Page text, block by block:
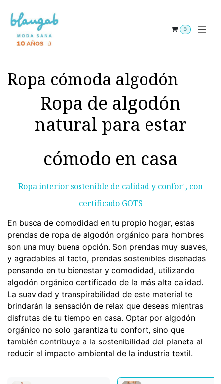
0
Ropa cómoda algodón
Ropa de algodón
natural para estar
cómodo en casa
Ropa interior sostenible de calidad y confort, con
certificado GOTS
En busca de comodidad en tu propio hogar, estas
prendas de ropa de algodón orgánico para hombres
son una muy buena opción. Son prendas muy suaves,
y agradables al tacto, prendas sostenibles diseñadas
pensando en tu bienestar y comodidad, utilizando
algodón orgánico certificado de la más alta calidad.
La suavidad y transpirabilidad de este material te
brindarán la sensación de relax que deseas mientras
disfrutas de tu tiempo en casa. Optar por algodón
orgánico no solo garantiza tu confort, sino que
también contribuye a la sostenibilidad del planeta al
reducir el impacto ambiental de la industria textil.